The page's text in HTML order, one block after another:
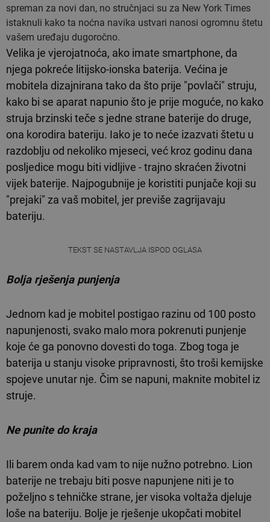
spreman za novi dan, no stručnjaci su za New York Times
istaknuli kako ta noćna navika ustvari nanosi ogromnu štetu
vašem uređaju dugoročno.
Velika je vjerojatnoća, ako imate smartphone, da
njega pokreće litijsko-ionska baterija. Većina je
mobitela dizajnirana tako da što prije "povlači" struju,
kako bi se aparat napunio što je prije moguće, no kako
struja brzinski teče s jedne strane baterije do druge,
ona korodira bateriju. Iako je to neće izazvati štetu u
razdoblju od nekoliko mjeseci, već kroz godinu dana
posljedice mogu biti vidljive - trajno skraćen životni
vijek baterije. Najpogubnije je koristiti punjače koji su
"prejaki" za vaš mobitel, jer previše zagrijavaju
bateriju.
TEKST SE NASTAVLJA ISPOD OGLASA
Bolja rješenja punjenja
Jednom kad je mobitel postigao razinu od 100 posto
napunjenosti, svako malo mora pokrenuti punjenje
koje će ga ponovno dovesti do toga. Zbog toga je
baterija u stanju visoke pripravnosti, što troši kemijske
spojeve unutar nje. Čim se napuni, maknite mobitel iz
struje.
Ne punite do kraja
Ili barem onda kad vam to nije nužno potrebno. Lion
baterije ne trebaju biti posve napunjene niti je to
poželjno s tehničke strane, jer visoka voltaža djeluje
loše na bateriju. Bolje je rješenje ukopčati mobitel